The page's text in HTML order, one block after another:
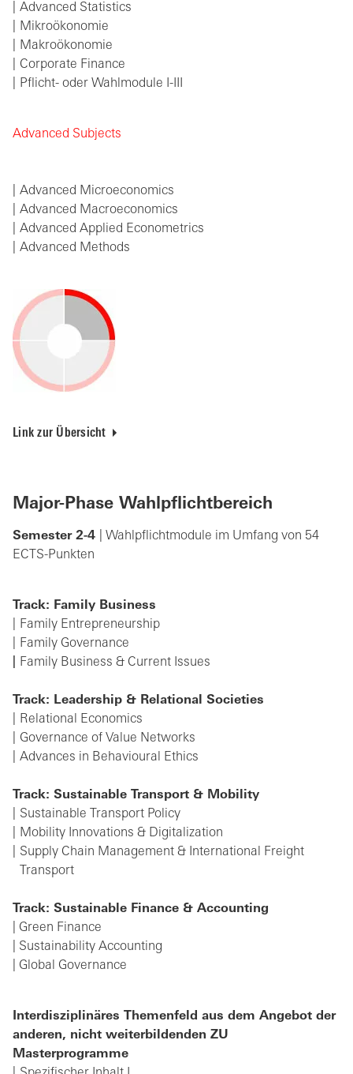
Advanced Statistics
Mikroökonomie
Makroökonomie
Corporate Finance
Pflicht- oder Wahlmodule I-III
Advanced Subjects
Advanced Microeconomics
Advanced Macroeconomics
Advanced Applied Econometrics
Advanced Methods
Link zur Übersicht
Major-Phase Wahlpflichtbereich
Semester 2-4
| Wahlpflichtmodule im Umfang von 54
ECTS-Punkten
Track: Family Business
Family Entrepreneurship
Family Governance
Family Business & Current Issues
Track: Leadership & Relational Societies
Relational Economics
Governance of Value Networks
Advances in Behavioural Ethics
Track: Sustainable Transport & Mobility
Sustainable Transport Policy
Mobility Innovations & Digitalization
Supply Chain Management & International Freight
Transport
Track: Sustainable Finance & Accounting
| Green Finance
| Sustainability Accounting
| Global Governance
Interdisziplinäres Themenfeld aus dem Angebot der
anderen, nicht weiterbildenden ZU
Masterprogramme